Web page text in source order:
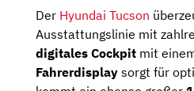
Der Hyundai Tucson
Ausstattungslinie mit
digitales Cockpit mit
Fahrerdisplay sorgt für